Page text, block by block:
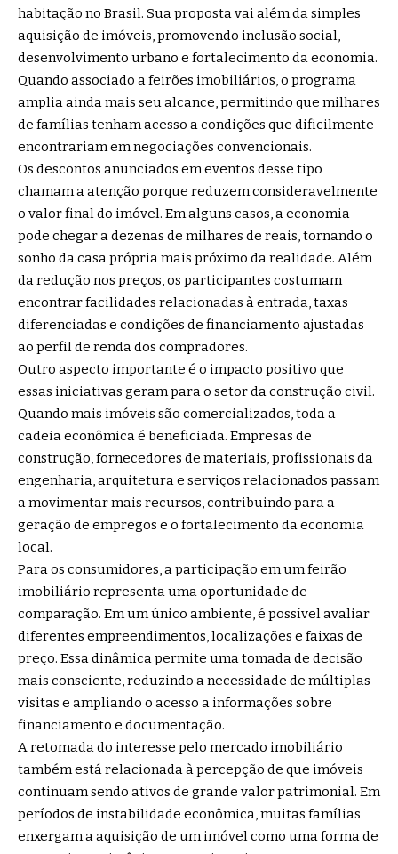
habitação no Brasil. Sua proposta vai além da simples
aquisição de imóveis, promovendo inclusão social,
desenvolvimento urbano e fortalecimento da economia.
Quando associado a feirões imobiliários, o programa
amplia ainda mais seu alcance, permitindo que milhares
de famílias tenham acesso a condições que dificilmente
encontrariam em negociações convencionais.
Os descontos anunciados em eventos desse tipo
chamam a atenção porque reduzem consideravelmente
o valor final do imóvel. Em alguns casos, a economia
pode chegar a dezenas de milhares de reais, tornando o
sonho da casa própria mais próximo da realidade. Além
da redução nos preços, os participantes costumam
encontrar facilidades relacionadas à entrada, taxas
diferenciadas e condições de financiamento ajustadas
ao perfil de renda dos compradores.
Outro aspecto importante é o impacto positivo que
essas iniciativas geram para o setor da construção civil.
Quando mais imóveis são comercializados, toda a
cadeia econômica é beneficiada. Empresas de
construção, fornecedores de materiais, profissionais da
engenharia, arquitetura e serviços relacionados passam
a movimentar mais recursos, contribuindo para a
geração de empregos e o fortalecimento da economia
local.
Para os consumidores, a participação em um feirão
imobiliário representa uma oportunidade de
comparação. Em um único ambiente, é possível avaliar
diferentes empreendimentos, localizações e faixas de
preço. Essa dinâmica permite uma tomada de decisão
mais consciente, reduzindo a necessidade de múltiplas
visitas e ampliando o acesso a informações sobre
financiamento e documentação.
A retomada do interesse pelo mercado imobiliário
também está relacionada à percepção de que imóveis
continuam sendo ativos de grande valor patrimonial. Em
períodos de instabilidade econômica, muitas famílias
enxergam a aquisição de um imóvel como uma forma de